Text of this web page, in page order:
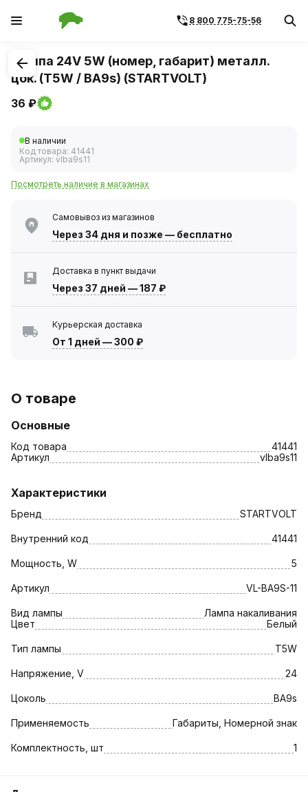
8 800 775-75-56
1/1
Лампа 24V 5W (номер, габарит) металл.
цок. (T5W / BA9s) (STARTVOLT)
36 ₽
В наличии
Код товара: 41441
Артикул: vlba9s11
Посмотреть наличие в магазинах
Самовывоз из магазинов
Через 34 дня и позже — бесплатно
Доставка в пункт выдачи
Через 37 дней —187 ₽
Курьерская доставка
От 1 дней —300 ₽
О товаре
Основные
Код товара
41441
Артикул
vlba9s11
Характеристики
Бренд STARTVOLT
Внутренний код 41441
Мощность, W 5
Артикул VL-BA9S-11
Вид лампы
Лампа накаливания
Цвет
Белый
Тип лампы T5W
Напряжение, V 24
Цоколь BA9s
Применяемость Габариты, Номерной знак
Комплектность, шт 1